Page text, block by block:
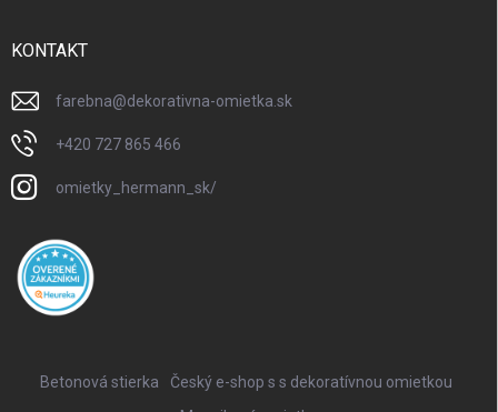
KONTAKT
farebna@dekorativna-omietka.sk
+420 727 865 466
omietky_hermann_sk/
Betonová stierka
Český e-shop s s dekoratívnou omietkou